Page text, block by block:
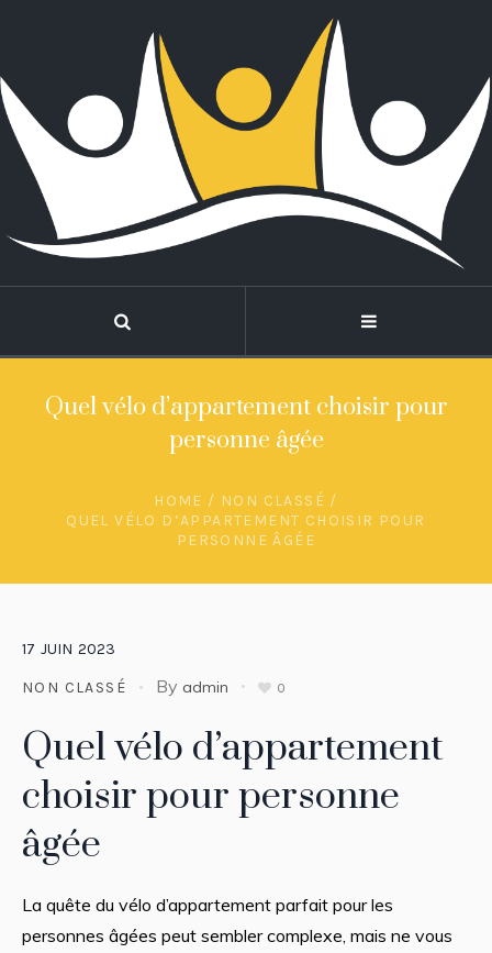
Quel vélo d’appartement choisir pour
personne âgée
HOME / NON CLASSÉ /
QUEL VÉLO D’APPARTEMENT CHOISIR POUR
PERSONNE ÂGÉE
17 JUIN 2023
NON CLASSÉ By admin 0
Quel vélo d’appartement
choisir pour personne
âgée
La quête du vélo d’appartement parfait pour les
personnes âgées peut sembler complexe, mais ne vous